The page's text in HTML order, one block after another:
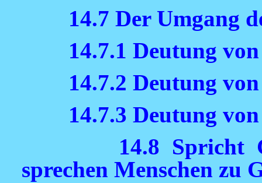
14.7 Der Umgang
14.7.1 Deutung
14.7.2 Deutung
14.7.3 Deutung
14.8 Spricht
sprechen Menschen zu